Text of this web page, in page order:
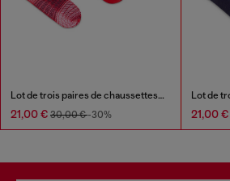
Lot de trois paires de chaussettes en coton avec logo
21,00 € 30,00 €-30% 21,00 €